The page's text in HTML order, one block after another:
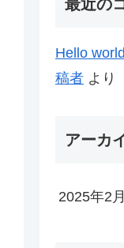
最近の
Hello
稿者 より
アーカ
2025年2月